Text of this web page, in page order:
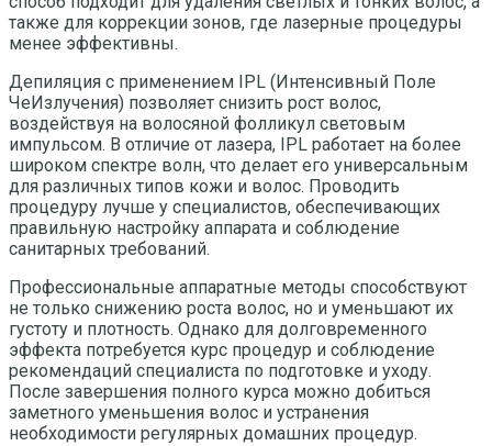
также для коррекции зонов, где лазерные процедуры
менее эффективны.
Депиляция с применением IPL (Интенсивный Поле
ЧеИзлучения) позволяет снизить рост волос,
воздействуя на волосяной фолликул световым
импульсом. В отличие от лазера, IPL работает на более
широком спектре волн, что делает его универсальным
для различных типов кожи и волос. Проводить
процедуру лучше у специалистов, обеспечивающих
правильную настройку аппарата и соблюдение
санитарных требований.
Профессиональные аппаратные методы способствуют
не только снижению роста волос, но и уменьшают их
густоту и плотность. Однако для долговременного
эффекта потребуется курс процедур и соблюдение
рекомендаций специалиста по подготовке и уходу.
После завершения полного курса можно добиться
заметного уменьшения волос и устранения
необходимости регулярных домашних процедур.